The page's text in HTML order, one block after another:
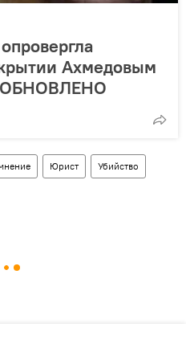
Ахмедовым
ОБНОВЛЕНО
Юрист Убийство